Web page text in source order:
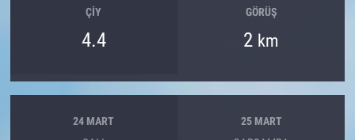
ÇIY
4.4
GÖRÜŞ
2 km
24 MART 25 MART